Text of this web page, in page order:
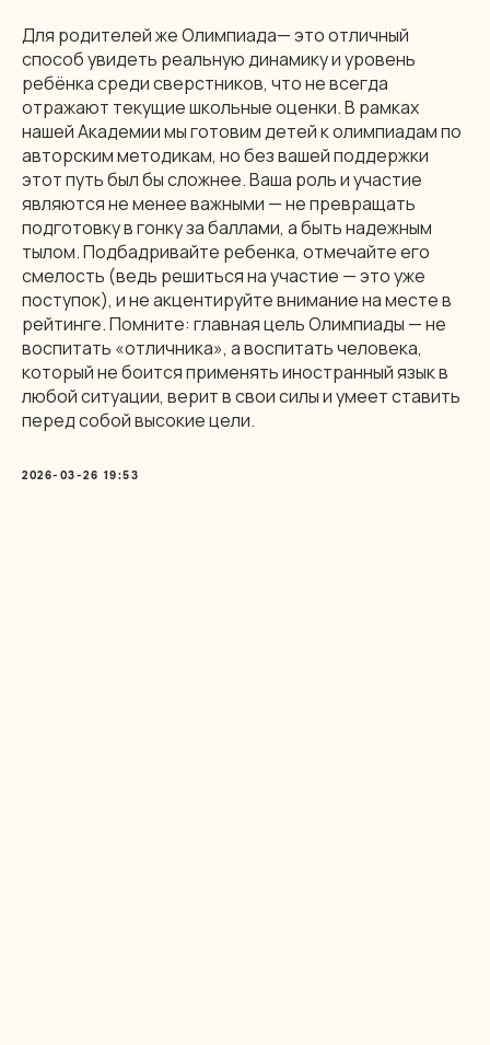
Для родителей же Олимпиада— это отличный
способ увидеть реальную динамику и уровень
ребёнка среди сверстников, что не всегда
отражают текущие школьные оценки. В рамках
нашей Академии мы готовим детей к олимпиадам по
авторским методикам, но без вашей поддержки
этот путь был бы сложнее. Ваша роль и участие
являются не менее важными — не превращать
подготовку в гонку за баллами, а быть надежным
тылом. Подбадривайте ребенка, отмечайте его
смелость (ведь решиться на участие — это уже
поступок), и не акцентируйте внимание на месте в
рейтинге. Помните: главная цель Олимпиады — не
воспитать «отличника», а воспитать человека,
который не боится применять иностранный язык в
любой ситуации, верит в свои силы и умеет ставить
перед собой высокие цели.
2026-03-26 19:53